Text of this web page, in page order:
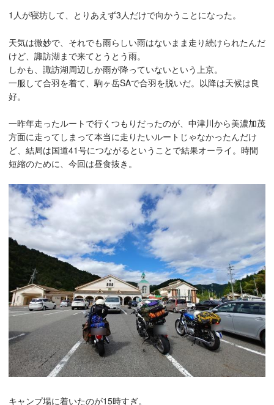
1人が寝坊して、とりあえず3人だけで向かうことになった。
天気は微妙で、それでも雨らしい雨はないまま走り続けられたんだ
けど、諏訪湖まで来てとうとう雨。
しかも、諏訪湖周辺しか雨が降っていないという上京。
一服して合羽を着て、駒ヶ岳SAで合羽を脱いだ。以降は天候は良
好。
一昨年走ったルートで行くつもりだったのが、中津川から美濃加茂
方面に走ってしまって本当に走りたいルートじゃなかったんだけ
ど、結局は国道41号につながるということで結果オーライ。時間
短縮のために、今回は昼食抜き。
キャンプ場に着いたのが15時すぎ。